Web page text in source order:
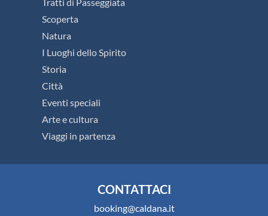
Scoperta
Natura
I Luoghi dello Spirito
Storia
Città
Eventi speciali
Arte e cultura
Viaggi in partenza
CONTATTACI
booking@caldana.it